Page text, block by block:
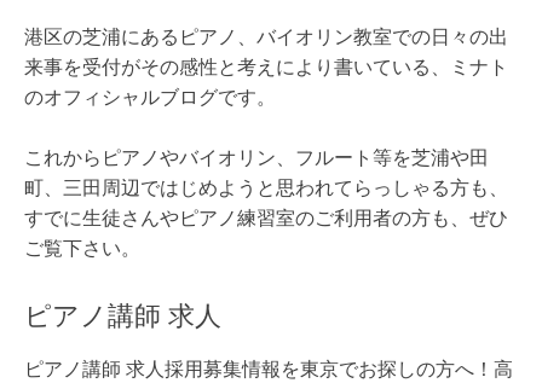
港区の芝浦にあるピアノ、バイオリン教室での日々の出
来事を受付がその感性と考えにより書いている、ミナト
のオフィシャルブログです。
これからピアノやバイオリン、フルート等を芝浦や田
町、三田周辺ではじめようと思われてらっしゃる方も、
すでに生徒さんやピアノ練習室のご利用者の方も、ぜひ
ご覧下さい。
ピアノ講師 求人
ピアノ講師 求人採用募集情報を東京でお探しの方へ！高